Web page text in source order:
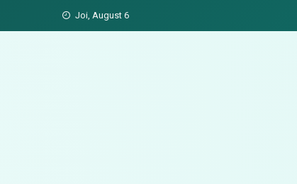
Joi, August 6